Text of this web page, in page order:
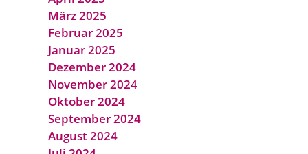
März 2025
Februar 2025
Januar 2025
Dezember 2024
November 2024
Oktober 2024
September 2024
August 2024